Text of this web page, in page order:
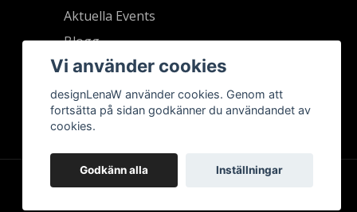
Aktuella Events
Blogg
Vi använder cookies
designLenaW använder cookies. Genom att
fortsätta på sidan godkänner du användandet av
cookies.
Godkänn alla Inställningar